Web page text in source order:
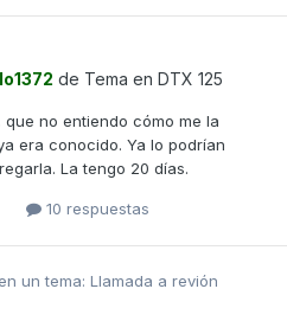
de Tema en DTX 125
no entiendo cómo me la
era conocido. Ya lo podrían
La tengo 20 días.
10 respuestas
un tema: Llamada a revión